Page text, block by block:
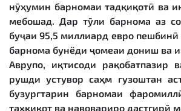
нӯҳумин барномаи тадқиқотӣ ва
мебошад. Дар тӯли барнома аз
буҷаи 95,5 миллиард евро
барнома бунёди ҷомеаи дониш ва
Аврупо, иқтисоди рақобатпазир
рушди устувор саҳм гузоштан
бузургтарин барномаи
таҳқиқот ва навовариро дастгирӣ